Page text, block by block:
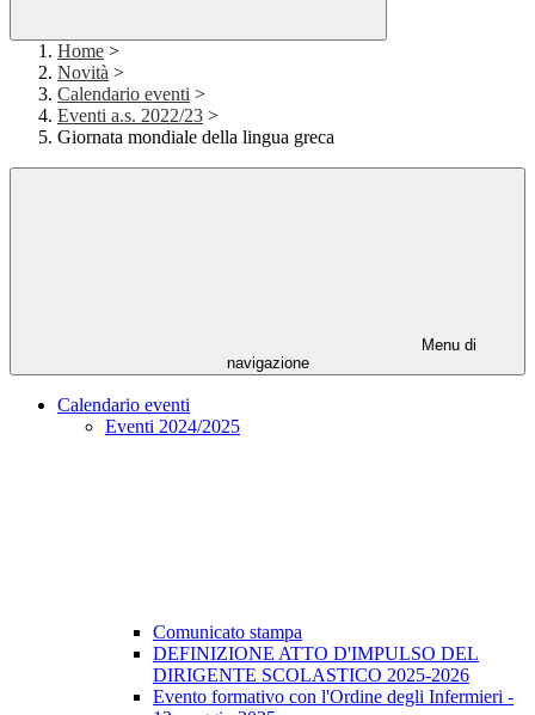
Home >
Novità >
Calendario eventi >
Eventi a.s. 2022/23 >
Giornata mondiale della lingua greca
Menu di
navigazione
Calendario eventi
Eventi 2024/2025
Comunicato stampa
DEFINIZIONE ATTO D'IMPULSO DEL
DIRIGENTE SCOLASTICO 2025-2026
Evento formativo con l'Ordine degli Infermieri -